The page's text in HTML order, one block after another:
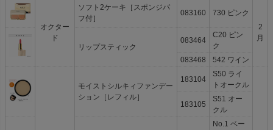
オクター
ド
ソフト2ケーキ［スポンジパ
フ付］
083160
730 ピンク
2
月
リップスティック
083464
C20 ピン
ク
083468
542 ワイン
モイストシルキィファンデー
ション［レフィル］
183104
S50 ライ
トオークル
183105
S51 オー
クル
No.1 ベー